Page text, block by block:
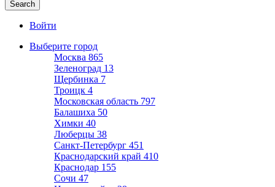
Войти
Выберите город
Москва 865
Зеленоград 13
Щербинка 7
Троицк 4
Московская область 797
Балашиха 50
Химки 40
Люберцы 38
Санкт-Петербург 451
Краснодарский край 410
Краснодар 155
Сочи 47